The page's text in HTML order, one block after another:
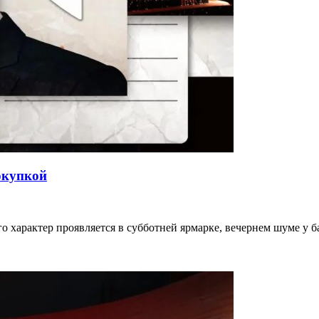
проявляется в субботней ярмарке, вечернем шуме